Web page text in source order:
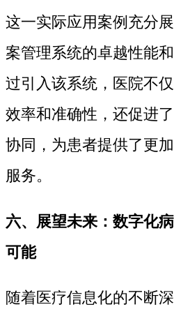
这一实际应用案例充分
案管理系统的卓越性能
过引入该系统，医院不
效率和准确性，还促进
协同，为患者提供了更
服务。
六、展望未来：数字化
可能
随着医疗信息化的不断